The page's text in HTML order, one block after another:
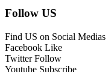
Follow US
Find US on Social Medias
Facebook Like
Twitter Follow
Youtube Subscribe